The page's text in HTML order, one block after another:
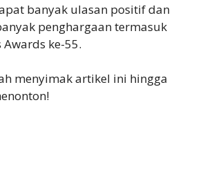
banyak ulasan positif dan
penghargaan termasuk
ke-55.
menyimak artikel ini hingga